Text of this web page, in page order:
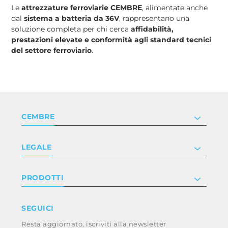
Le attrezzature ferroviarie CEMBRE, alimentate anche
dal sistema a batteria da 36V, rappresentano una
soluzione completa per chi cerca affidabilità,
prestazioni elevate e conformità agli standard tecnici
del settore ferroviario.
CEMBRE
Certificazioni
Lavora con noi
LEGALE
Termini e condizioni
Whistleblowing
PRODOTTI
SEGUICI
Resta aggiornato, iscriviti alla newsletter